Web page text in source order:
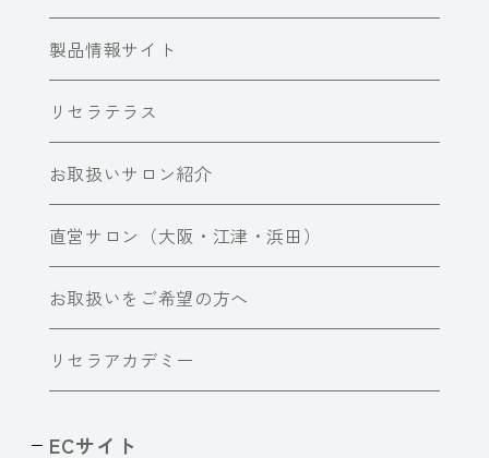
製品情報サイト
リセラテラス
お取扱いサロン紹介
直営サロン（大阪・江津・浜田）
お取扱いをご希望の方へ
リセラアカデミー
ECサイト